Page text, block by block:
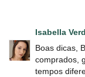
Isabella
Boas dicas,
comprados,
tempos